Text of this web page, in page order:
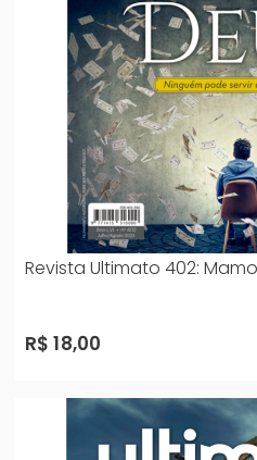
Revista Ultimato 402:
R$ 18,00